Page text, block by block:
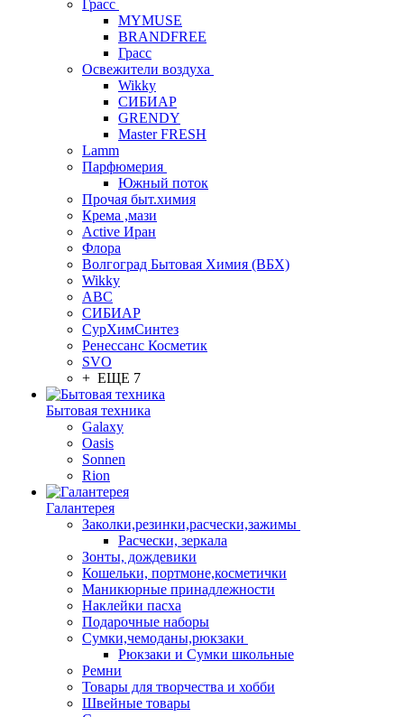
Грасс
MYMUSE
BRANDFREE
Грасс
Освежители воздуха
Wikky
СИБИАР
GRENDY
Master FRESH
Lamm
Парфюмерия
Южный поток
Прочая быт.химия
Крема ,мази
Аctive Иран
Флора
Волгоград Бытовая Химия (ВБХ)
Wikky
АВС
СИБИАР
СурХимСинтез
Ренессанс Косметик
SVO
+ ЕЩЕ 7
Бытовая техника
Galaxy
Oasis
Sonnen
Rion
Галантерея
Заколки,резинки,расчески,зажимы
Расчески, зеркала
Зонты, дождевики
Кошельки, портмоне,косметички
Маникюрные принадлежности
Наклейки пасха
Подарочные наборы
Сумки,чемоданы,рюкзаки
Рюкзаки и Сумки школьные
Ремни
Товары для творчества и хобби
Швейные товары